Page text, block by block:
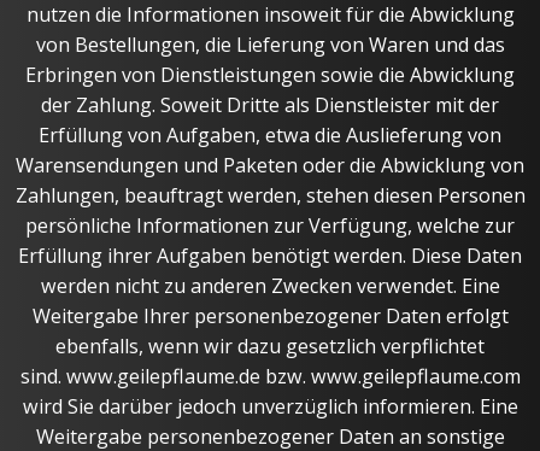
nutzen die Informationen insoweit für die Abwicklung
von Bestellungen, die Lieferung von Waren und das
Erbringen von Dienstleistungen sowie die Abwicklung
der Zahlung. Soweit Dritte als Dienstleister mit der
Erfüllung von Aufgaben, etwa die Auslieferung von
Warensendungen und Paketen oder die Abwicklung von
Zahlungen, beauftragt werden, stehen diesen Personen
persönliche Informationen zur Verfügung, welche zur
Erfüllung ihrer Aufgaben benötigt werden. Diese Daten
werden nicht zu anderen Zwecken verwendet. Eine
Weitergabe Ihrer personenbezogener Daten erfolgt
ebenfalls, wenn wir dazu gesetzlich verpflichtet
sind. www.geilepflaume.de bzw. www.geilepflaume.com
wird Sie darüber jedoch unverzüglich informieren. Eine
Weitergabe personenbezogener Daten an sonstige